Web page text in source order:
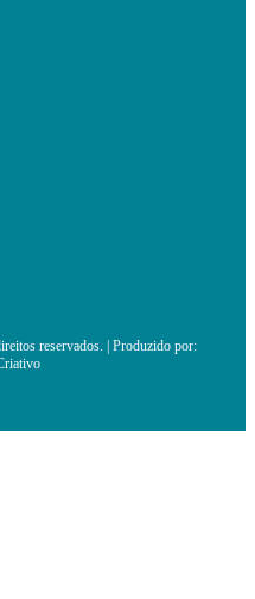
reservados. | Produzido por: